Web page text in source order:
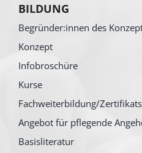
BILDUNG
Begründer:innen des
Konzept
Infobroschüre
Kurse
Fachweiterbildung/
Angebot für pflegende
Basisliteratur